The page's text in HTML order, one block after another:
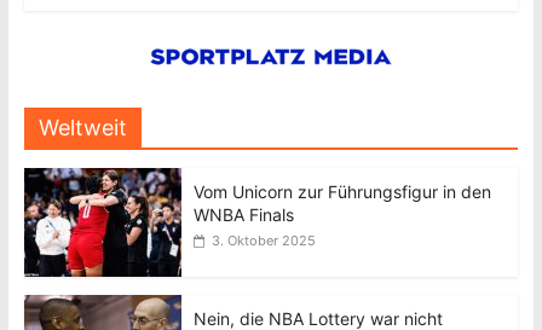
Weltweit
Vom Unicorn zur Führungsfigur in den
WNBA Finals
3. Oktober 2025
Nein, die NBA Lottery war nicht